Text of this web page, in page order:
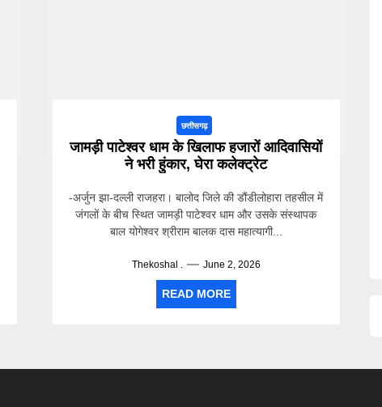
छत्तीसगढ़
जामड़ी पाटेश्वर धाम के खिलाफ हजारों आदिवासियों
ने भरी हुंकार, घेरा कलेक्ट्रेट
-अर्जुन झा-दल्ली राजहरा। बालोद जिले की डौंडीलोहारा तहसील में
जंगलों के बीच स्थित जामड़ी पाटेश्वर धाम और उसके संस्थापक
बाल योगेश्वर श्रीराम बालक दास महात्यागी...
Thekoshal . June 2, 2026
READ MORE